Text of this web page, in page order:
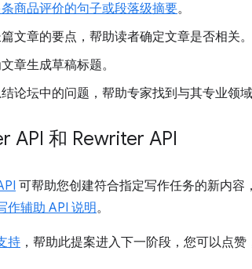
商品评价的句子或段落级摘要。
文章的要点，帮助读者确定文章是否相关。
章生成草稿标题。
论坛中的问题，帮助专家找到与其专业领域
API 和 Rewriter API
可帮助您创建符合指定写作任务的新内容
作辅助 API 说明。
持 ，帮助此提案进入下一阶段，您可以点